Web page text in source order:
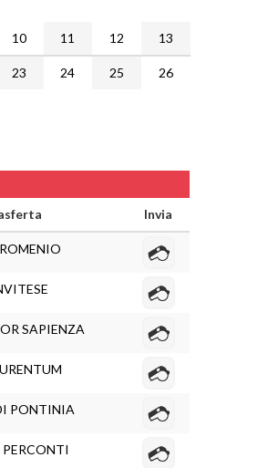
10 11 12 13
23 24 25
26
Invia
SAPIENZA
PONTINIA